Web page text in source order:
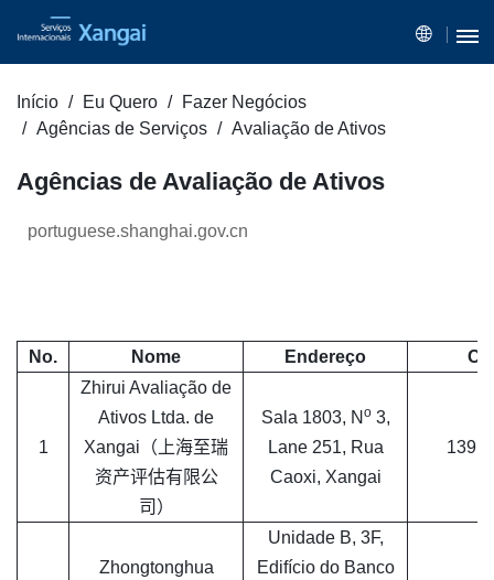
Início Eu Quero
Fazer Negócios
Agências de Serviços
Avaliação de Ativos
Agências de Avaliação de Ativos
portuguese.shanghai.gov.cn
No. Nome Endereço
1
Zhirui Avaliação de
Ativos Ltda. de
Xangai（上海至瑞
资产评估有限公
司）
Sala 1803, N o3,
Lane 251, Rua
Caoxi, Xangai
Zhongtonghua
Unidade B, 3F,
Edifício do Banco